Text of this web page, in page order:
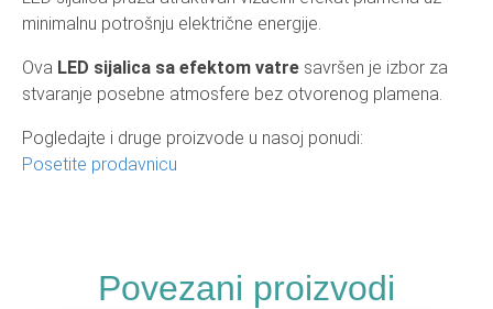
minimalnu potrošnju električne energije.
Ova LED sijalica sa efektom vatre savršen je izbor za
stvaranje posebne atmosfere bez otvorenog plamena.
Pogledajte i druge proizvode u nasoj ponudi:
Posetite prodavnicu
Povezani proizvodi